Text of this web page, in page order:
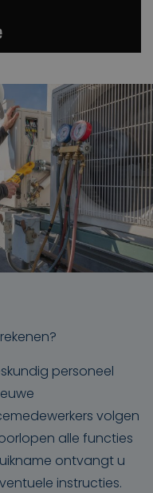
personeel
volgen
alle functies
ontvangt u
instructies.